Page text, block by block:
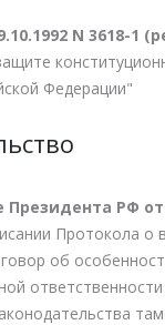
N 3618-1
Федерации"
РФ от
Протокола о
об